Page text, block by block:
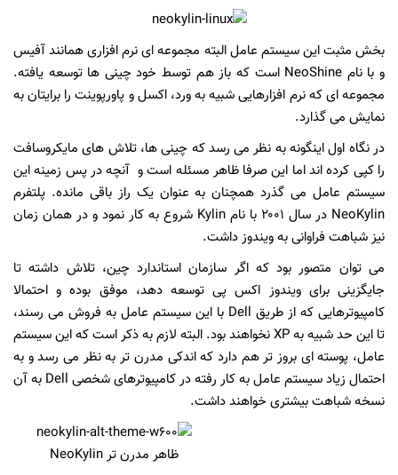
بخش مثبت این سیستم عامل البته مجموعه ای نرم افزاری همانند آفیس
و با نام NeoShine است که باز هم توسط خود چینی ها توسعه یافته.
مجموعه ای که نرم افزارهایی شبیه به ورد، اکسل و پاورپوینت را برایتان به
نمایش می گذارد.
در نگاه اول اینگونه به نظر می رسد که چینی ها، تلاش های مایکروسافت
را کپی کرده اند اما این صرفا ظاهر مسئله است و آنچه در پس زمینه این
سیستم عامل می گذرد همچنان به عنوان یک راز باقی مانده. پلتفرم
NeoKylin در سال ۲۰۰۱ با نام Kylin شروع به کار نمود و در همان زمان
نیز شباهت فراوانی به ویندوز داشت.
می توان متصور بود که اگر سازمان استاندارد چین، تلاش داشته تا
جایگزینی برای ویندوز اکس پی توسعه دهد، موفق بوده و احتمالا
کامپیوترهایی که از طریق Dell با این سیستم عامل به فروش می رسند،
تا این حد شبیه به XP نخواهند بود. البته لازم به ذکر است که این سیستم
عامل، پوسته ای بروز تر هم دارد که اندکی مدرن تر به نظر می رسد و به
احتمال زیاد سیستم عامل به کار رفته در کامپیوترهای شخصی Dell به آن
نسخه شباهت بیشتری خواهند داشت.
ظاهر مدرن تر NeoKylin